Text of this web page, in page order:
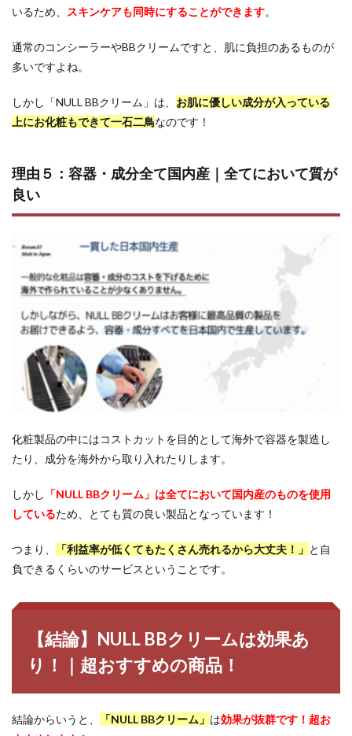
いるため、 スキンケアも同時にすることができます。
通常のコンシーラーやBBクリームですと、肌に負担のあるものが
多いですよね。
しかし「NULL BBクリーム」は、 お肌に優しい成分が入っている
上にお化粧もできて一石二鳥なのです！
理由５：容器・成分全て国内産｜全てにおいて質が
良い
化粧製品の中にはコストカットを目的として海外で容器を製造し
たり、成分を海外から取り入れたりします。
しかし 「NULL BBクリーム」は全てにおいて国内産のものを使用
しているため、とても質の良い製品となっています！
つまり、 「利益率が低くてもたくさん売れるから大丈夫！」 と自
負できるくらいのサービスということです。
【結論】NULL BBクリームは効果あ
り！｜超おすすめの商品！
結論からいうと、 「NULL BBクリーム」 は効果が抜群です！超お